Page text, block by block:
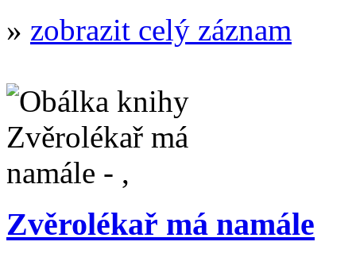
» zobrazit celý záznam
Zvěrolékař má namále